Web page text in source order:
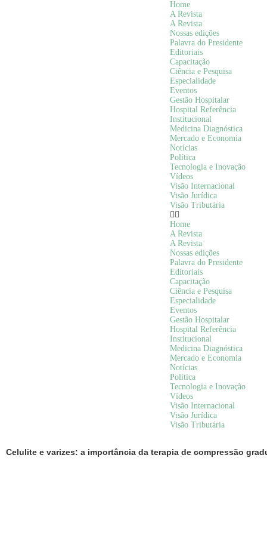
Home
A Revista
A Revista
Nossas edições
Palavra do Presidente
Editoriais
Capacitação
Ciência e Pesquisa
Especialidade
Eventos
Gestão Hospitalar
Hospital Referência
Institucional
Medicina Diagnóstica
Mercado e Economia
Notícias
Política
Tecnologia e Inovação
Vídeos
Visão Internacional
Visão Jurídica
Visão Tributária
Home
A Revista
A Revista
Nossas edições
Palavra do Presidente
Editoriais
Capacitação
Ciência e Pesquisa
Especialidade
Eventos
Gestão Hospitalar
Hospital Referência
Institucional
Medicina Diagnóstica
Mercado e Economia
Notícias
Política
Tecnologia e Inovação
Vídeos
Visão Internacional
Visão Jurídica
Visão Tributária
Celulite e varizes: a importância da terapia de compressão